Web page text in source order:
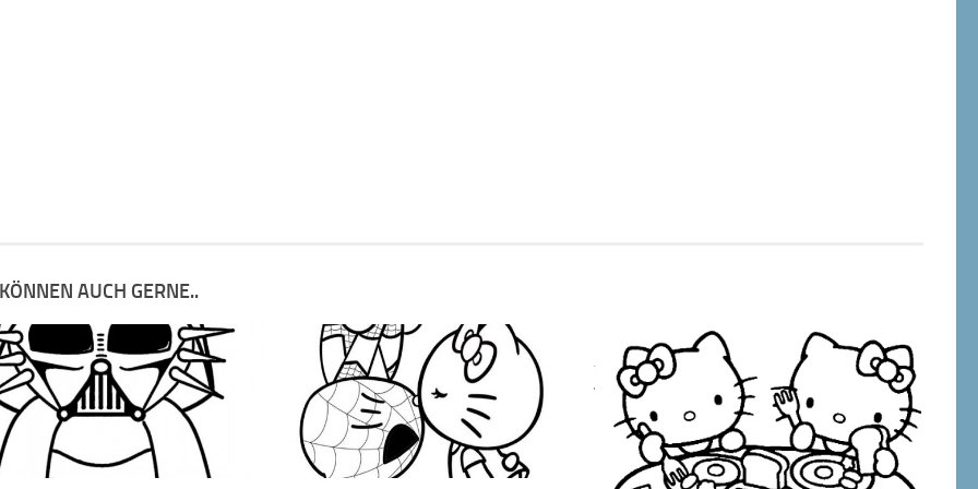
AUCH GERNE..